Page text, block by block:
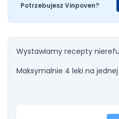
Potrzebujesz Vinpoven?
Wystawiamy recepty
Maksymalnie 4 leki na